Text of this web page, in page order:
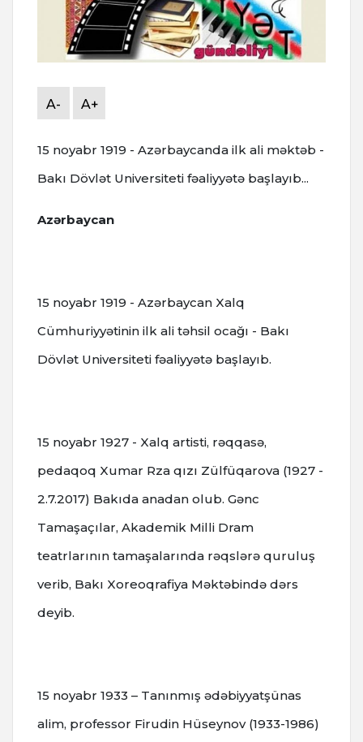
A- A+
15 noyabr 1919 - Azərbaycanda ilk ali məktəb -
Bakı Dövlət Universiteti fəaliyyətə başlayıb...
Azərbaycan
15 noyabr 1919 - Azərbaycan Xalq
Cümhuriyyətinin ilk ali təhsil ocağı - Bakı
Dövlət Universiteti fəaliyyətə başlayıb.
15 noyabr 1927 - Xalq artisti, rəqqasə,
pedaqoq Xumar Rza qızı Zülfüqarova (1927 -
2.7.2017) Bakıda anadan olub. Gənc
Tamaşaçılar, Akademik Milli Dram
teatrlarının tamaşalarında rəqslərə quruluş
verib, Bakı Xoreoqrafiya Məktəbində dərs
deyib.
15 noyabr 1933 – Tanınmış ədəbiyyatşünas
alim, professor Firudin Hüseynov (1933-1986)